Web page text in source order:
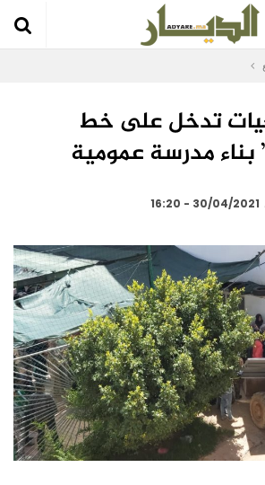
تدخل على خط
مدرسة عمومية
30/04/2021 - 16:20